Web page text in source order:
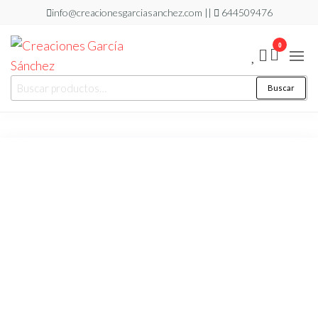
contenido
info@creacionesgarciasanchez.com || 644509476
Creaciones
García
regalos
personalizados
por:
Buscar
0